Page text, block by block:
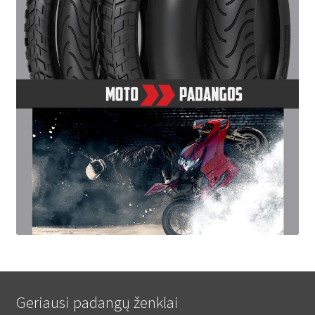
Geriausi padangų ženklai